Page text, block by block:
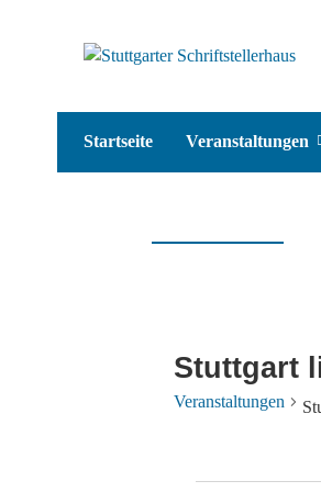
Startseite Veranstaltungen
Stuttgart
Veranstaltungen